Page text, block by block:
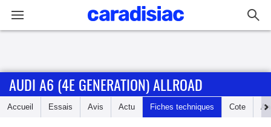
Accueil
AUDI A6 (4E GENERATION) ALLROAD
Accueil Essais Avis Actu Fiches techniques Cote